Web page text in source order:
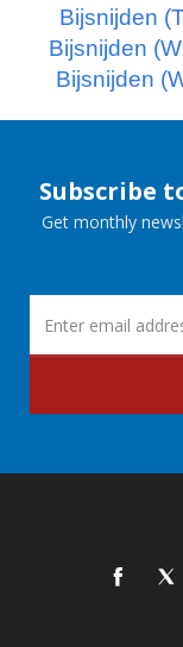
Bijsnijden
Bijsnijden
Bijsnijden
Subscribe
Get monthly